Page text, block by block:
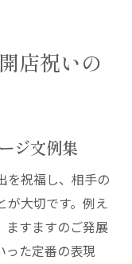
店祝いの
ジ文例集
を祝福し、相手の
が大切です。例え
ますますのご発展
った定番の表現